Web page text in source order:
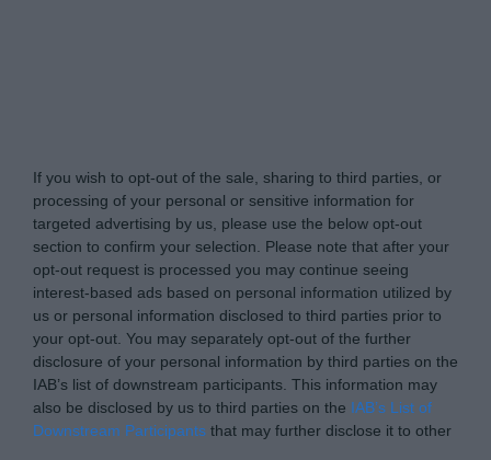
If you wish to opt-out of the sale, sharing to third parties, or
processing of your personal or sensitive information for
targeted advertising by us, please use the below opt-out
section to confirm your selection. Please note that after your
opt-out request is processed you may continue seeing
interest-based ads based on personal information utilized by
us or personal information disclosed to third parties prior to
your opt-out. You may separately opt-out of the further
disclosure of your personal information by third parties on the
IAB’s list of downstream participants. This information may
also be disclosed by us to third parties on the IAB’s List of
Downstream Participants that may further disclose it to other